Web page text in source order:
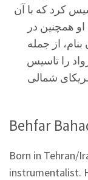
را تأسیس کرد که با آن
همچنین در
بنام، از جمله
را تاسیس
سال ٢٠٢٢ به تور آمریکای شمالی
Behfar
Born in Tehran/
instrumentalist.